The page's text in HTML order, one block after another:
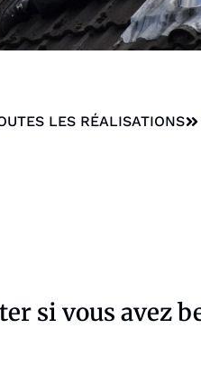
LES RÉALISATIONS
si vous avez